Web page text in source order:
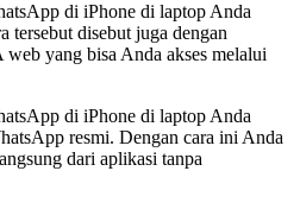
di iPhone di laptop Anda
tersebut disebut juga dengan
yang bisa Anda akses melalui
di iPhone di laptop Anda
resmi. Dengan cara ini Anda
dari aplikasi tanpa